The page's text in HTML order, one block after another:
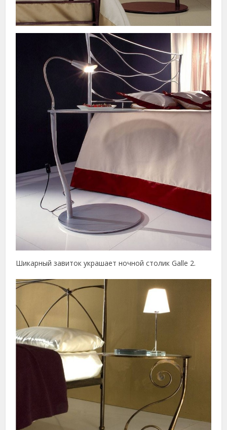
Шикарный завиток украшает ночной столик Galle 2.